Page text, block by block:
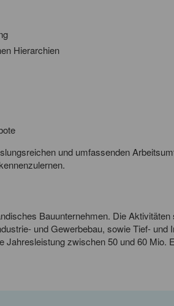
Hierarchien
und umfassenden
Bauunternehmen. Die
und Gewerbebau, sowie Tief- und
Jahresleistung zwischen 50 und 60 Mio.